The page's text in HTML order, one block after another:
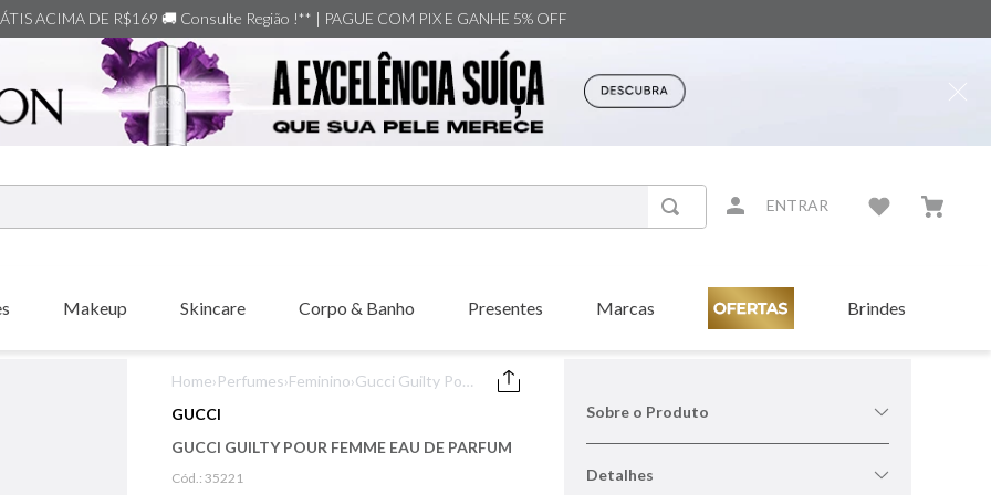
ACIMA DE R$169 🚚 Consulte Região !** | PAGUE COM PIX E GANHE 5% OFF
ENTRAR
Makeup Skincare Corpo & Banho Presentes Marcas Brindes
Home›Perfumes›Feminino›Gucci Guilty Pour
GUCCI
GUCCI GUILTY POUR FEMME EAU DE PARFUM
Cód.:35221
Sobre o Produto
Detalhes